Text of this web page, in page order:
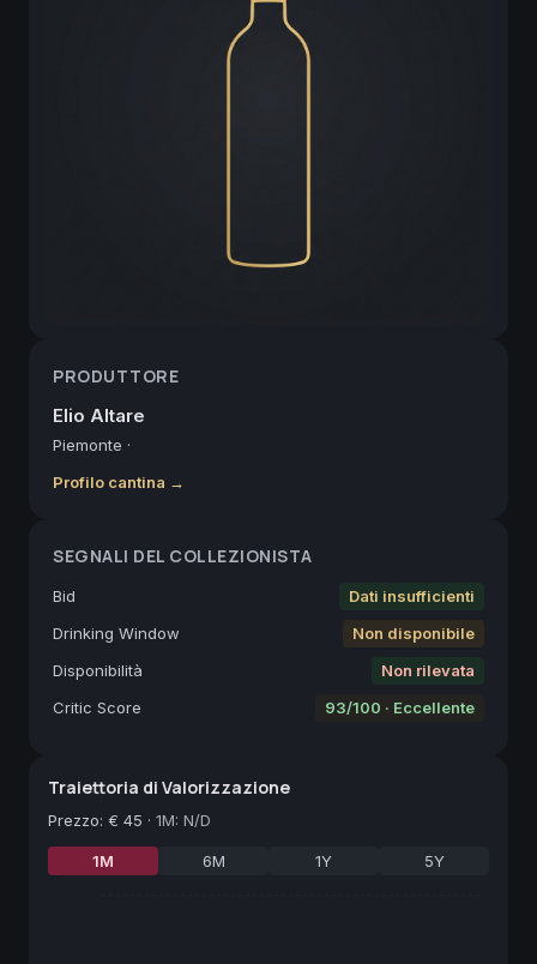
PRODUTTORE
Elio Altare
Piemonte ·
Profilo cantina →
SEGNALI DEL COLLEZIONISTA
Bid
Dati insufficienti
Drinking Window
Non disponibile
Disponibilità
Non rilevata
Critic Score
93/100 · Eccellente
Traiettoria di Valorizzazione
Prezzo: € 45 · 1M: N/D
1M 6M 1Y 5Y